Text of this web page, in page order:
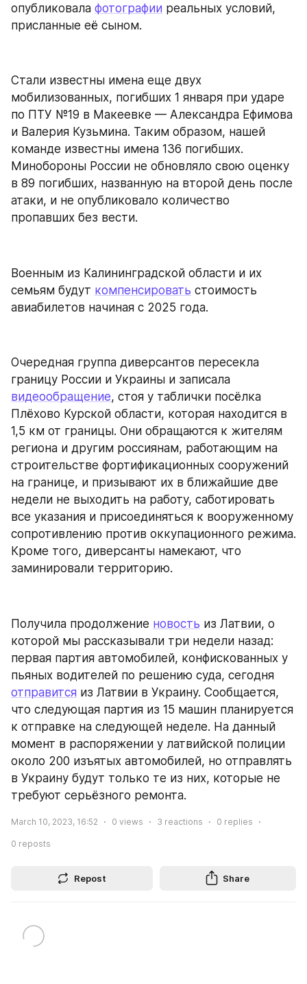
опубликовала фотографии реальных условий,
присланные её сыном.
Стали известны имена еще двух
мобилизованных, погибших 1 января при ударе
по ПТУ №19 в Макеевке — Александра Ефимова
и Валерия Кузьмина. Таким образом, нашей
команде известны имена 136 погибших.
Минобороны России не обновляло свою оценку
в 89 погибших, названную на второй день после
атаки, и не опубликовало количество
пропавших без вести.
Военным из Калининградской области и их
семьям будут компенсировать стоимость
авиабилетов начиная с 2025 года.
Очередная группа диверсантов пересекла
видеообращение, стоя у таблички посёлка
Плёхово Курской области, которая находится в
1,5 км от границы. Они обращаются к жителям
региона и другим россиянам, работающим на
строительстве фортификационных сооружений
на границе, и призывают их в ближайшие две
недели не выходить на работу, саботировать
все указания и присоединяться к вооруженному
сопротивлению против оккупационного режима.
Кроме того, диверсанты намекают, что
заминировали территорию.
Получила продолжение новость из Латвии, о
которой мы рассказывали три недели назад:
первая партия автомобилей, конфискованных у
отправится из Латвии в Украину. Сообщается,
что следующая партия из 15 машин планируется
к отправке на следующей неделе. На данный
момент в распоряжении у латвийской полиции
около 200 изъятых автомобилей, но отправлять
в Украину будут только те из них, которые не
требуют серьёзного ремонта.
March 10, 2023, 16:52 0 views 3 reactions 0 replies
0 reposts
Repost Share